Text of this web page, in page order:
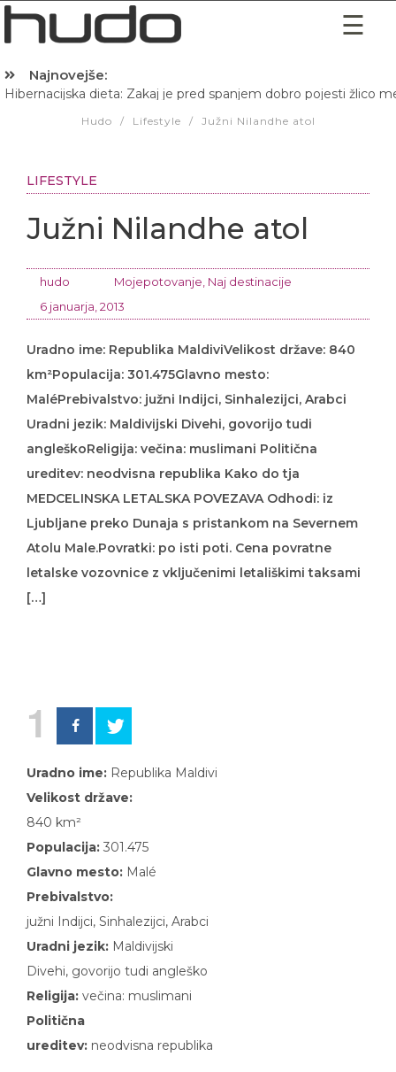
Najnovejše:
Hibernacijska dieta: Zakaj je pred spanjem dobro pojesti žlico
Hudo / Lifestyle / Južni Nilandhe atol
LIFESTYLE
Južni Nilandhe atol
hudo Mojepotovanje Naj destinacije
6 januarja, 2013
Uradno ime: Republika MaldiviVelikost države: 840
km²Populacija: 301.475Glavno mesto:
MaléPrebivalstvo: južni Indijci, Sinhalezijci, Arabci
Uradni jezik: Maldivijski Divehi, govorijo tudi
angleškoReligija: večina: muslimani Politična
ureditev: neodvisna republika Kako do tja
MEDCELINSKA LETALSKA POVEZAVA Odhodi: iz
Ljubljane preko Dunaja s pristankom na Severnem
Atolu Male.Povratki: po isti poti. Cena povratne
letalske vozovnice z vključenimi letališkimi taksami
[…]
1
Uradno ime: Republika Maldivi
Velikost države:
840 km²
Populacija: 301.475
Glavno mesto: Malé
Prebivalstvo:
južni Indijci, Sinhalezijci, Arabci
Uradni jezik: Maldivijski
Divehi, govorijo tudi angleško
Religija: večina: muslimani
Politična
ureditev: neodvisna republika